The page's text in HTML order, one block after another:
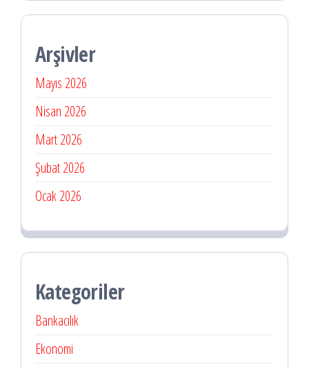
Arşivler
Mayıs 2026
Nisan 2026
Mart 2026
Şubat 2026
Ocak 2026
Kategoriler
Bankacılık
Ekonomi